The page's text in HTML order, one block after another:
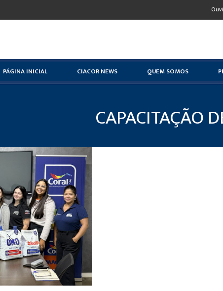
PÁGINA INICIAL CIACOR NEWS QUEM SOMOS
CAPACITAÇÃO